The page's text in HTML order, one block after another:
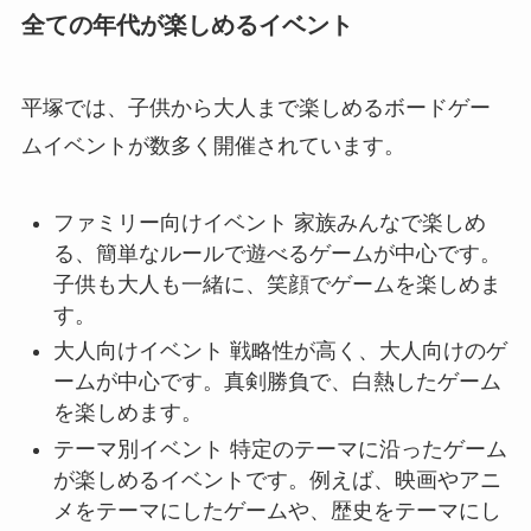
全ての年代が楽しめるイベント
平塚では、子供から大人まで楽しめるボードゲー
ムイベントが数多く開催されています。
ファミリー向けイベント 家族みんなで楽しめ
る、簡単なルールで遊べるゲームが中心です。
子供も大人も一緒に、笑顔でゲームを楽しめま
す。
大人向けイベント 戦略性が高く、大人向けのゲ
ームが中心です。真剣勝負で、白熱したゲーム
を楽しめます。
テーマ別イベント 特定のテーマに沿ったゲーム
が楽しめるイベントです。例えば、映画やアニ
メをテーマにしたゲームや、歴史をテーマにし